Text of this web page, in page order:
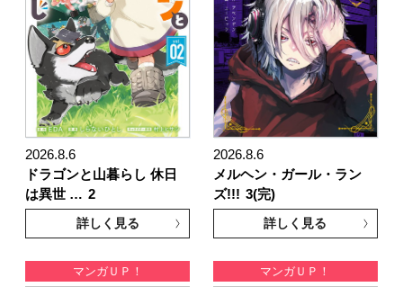
2026.8.6
ドラゴンと山暮らし 休日
は異世 … 2
詳しく見る
2026.8.6
メルヘン・ガール・ラン
ズ!!! 3(完)
詳しく見る
マンガＵＰ！ マンガＵＰ！